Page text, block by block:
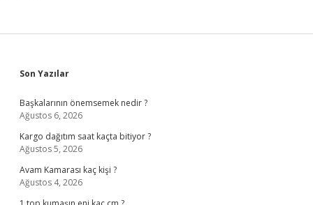
Sidebar
Son Yazılar
Başkalarının önemsemek nedir ?
Ağustos 6, 2026
Kargo dağıtım saat kaçta bitiyor ?
Ağustos 5, 2026
Avam Kamarası kaç kişi ?
Ağustos 4, 2026